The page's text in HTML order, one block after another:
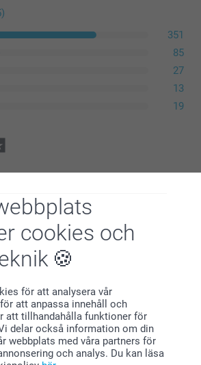
cookies och
för att analysera vår
att anpassa innehåll och
att tillhandahålla funktioner för
delar också information om din
webbplats med våra partners för
och analys. Du kan läsa
351
85
27
13
19
och kvalitet. Blev uppskattad